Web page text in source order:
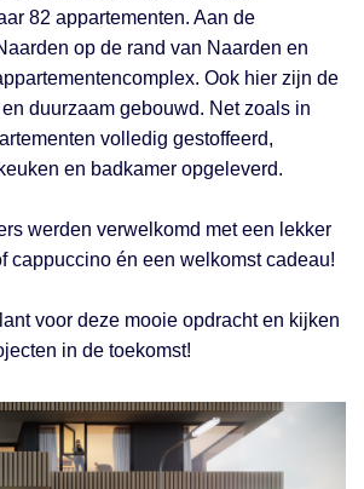
82 appartementen. Aan de
op de rand van Naarden en
Ook hier zijn de
duurzaam gebouwd. Net zoals in
volledig gestoffeerd,
en badkamer opgeleverd.
werden verwelkomd met een lekker
cappuccino én een welkomst cadeau!
voor deze mooie opdracht en kijken
in de toekomst!